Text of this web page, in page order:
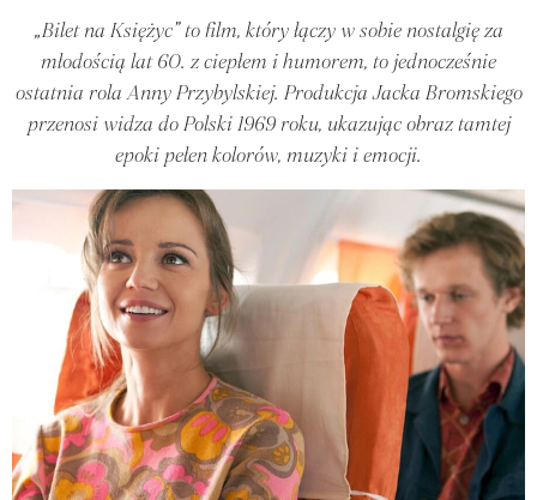
„Bilet na Księżyc” to film, który łączy w sobie nostalgię za
młodością lat 60. z ciepłem i humorem, to jednocześnie
ostatnia rola Anny Przybylskiej. Produkcja Jacka Bromskiego
przenosi widza do Polski 1969 roku, ukazując obraz tamtej
epoki pełen kolorów, muzyki i emocji.